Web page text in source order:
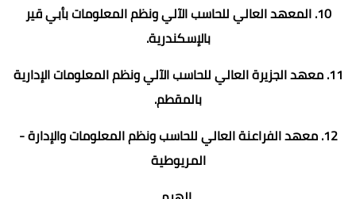
10. المعهد العالي للحاسب الآلي ونظم المعلومات بأبي قير
بالإسكندرية.
11. معهد الجزيرة العالي للحاسب الآلي ونظم المعلومات الإدارية
بالمقطم.
12. معهد الفراعنة العالي للحاسب ونظم المعلومات والإدارة -
المريوطية